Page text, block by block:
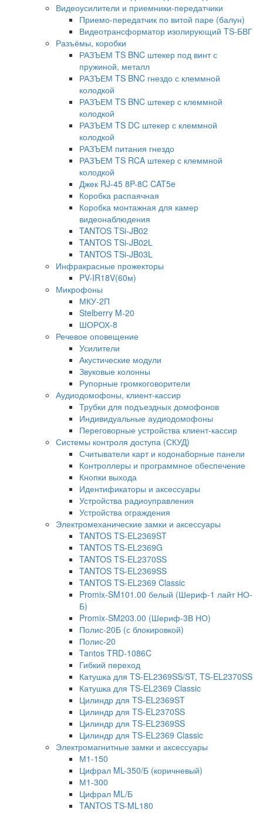
Видеоусилители и приемники-передатчики
Приемо-передатчик по витой паре (балун)
Видеотрансформатор изолирующий TS-БВГ
Разъёмы, коробки
РАЗЪЕМ TS BNC штекер под винт с
пружиной, металл
РАЗЪЕМ TS BNC гнездо с клеммной
колодкой
РАЗЪЕМ TS BNC штекер с клеммной
колодкой
РАЗЪЕМ TS DC штекер с клеммной
колодкой
РАЗЪЕМ питания гнездо
РАЗЪЕМ TS RCA штекер с клеммной
колодкой
Джек RJ-45 8P-8C CAT5e
Коробка распаячная
Коробка монтажная для камер
видеонаблюдения
TANTOS TSi-JB02
TANTOS TSi-JB02L
TANTOS TSi-JB03L
Инфракрасные прожекторы
PV-IR18V(60м)
Микрофоны
МКУ-2П
Stelberry M-20
ШОРОХ-8
Речевое оповещение
Усилители
Акустические модули
Звуковые колонны
Рупорные громкоговорители
Аудиодомофоны, клиент-кассир
Трубки для подъездных домофонов
Индивидуальные аудиодомофоны
Переговорные устройства клиент-кассир
Системы контроля доступа (СКУД)
Считыватели карт и кодонаборные панели
Контроллеры и программное обеспечение
Кнопки выхода
Идентификаторы и аксессуары
Устройства радиоуправления
Устройства ограждения
Электромеханические замки и аксессуары
TANTOS TS-EL2369ST
TANTOS TS-EL2369G
TANTOS TS-EL2370SS
TANTOS TS-EL2369SS
TANTOS TS-EL2369 Classic
Promix-SM101.00 белый (Шериф-1 лайт НО-
Б)
Promix-SM203.00 (Шериф-3В НО)
Полис-20Б (с блокировкой)
Полис-20
Tantos TRD-1086C
Гибкий переход
Катушка для TS-EL2369SS/ST, TS-EL2370SS
Катушка для TS-EL2369 Classic
Цилиндр для TS-EL2369ST
Цилиндр для TS-EL2370SS
Цилиндр для TS-EL2369SS
Цилиндр для TS-EL2369 Classic
Электромагнитные замки и аксессуары
М1-150
Цифрал ML-350/Б (коричневый)
М1-300
Цифрал ML/Б
TANTOS TS-ML180